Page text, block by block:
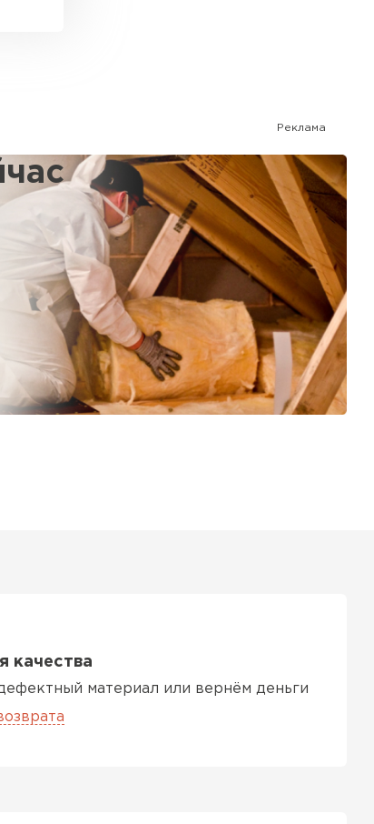
Реклама
качества
материал или вернём деньги